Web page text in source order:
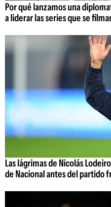
Por qué lanzamos una
a liderar las series que se
Las lágrimas de Nicolás
de Nacional antes del partido